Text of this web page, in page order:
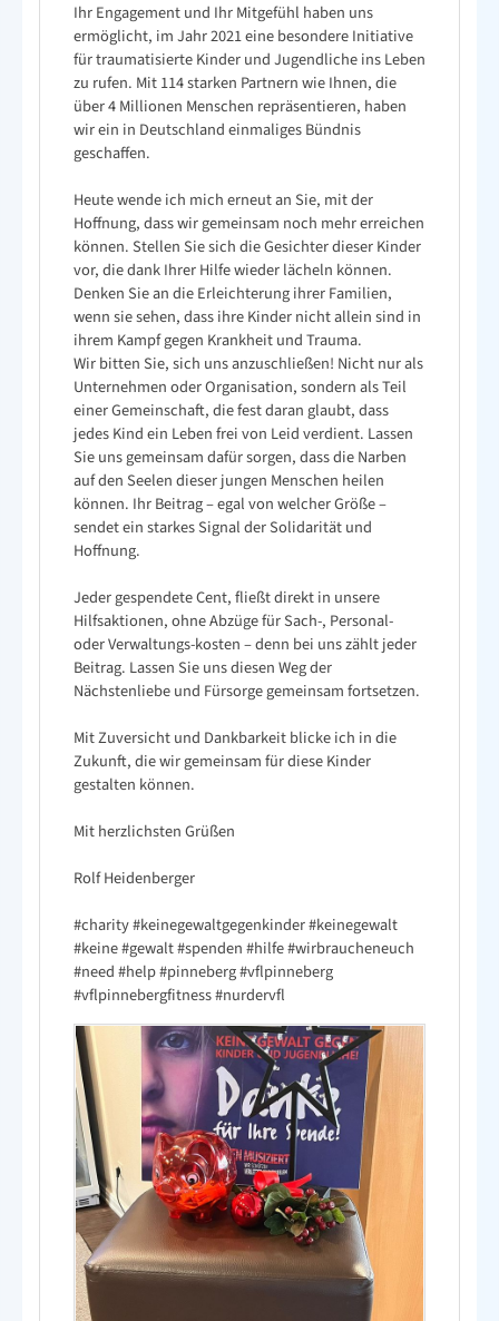
Ihr Engagement und Ihr Mitgefühl haben uns
ermöglicht, im Jahr 2021 eine besondere Initiative
für traumatisierte Kinder und Jugendliche ins Leben
zu rufen. Mit 114 starken Partnern wie Ihnen, die
über 4 Millionen Menschen repräsentieren, haben
wir ein in Deutschland einmaliges Bündnis
geschaffen.
Heute wende ich mich erneut an Sie, mit der
Hoffnung, dass wir gemeinsam noch mehr erreichen
können. Stellen Sie sich die Gesichter dieser Kinder
vor, die dank Ihrer Hilfe wieder lächeln können.
Denken Sie an die Erleichterung ihrer Familien,
wenn sie sehen, dass ihre Kinder nicht allein sind in
ihrem Kampf gegen Krankheit und Trauma.
Wir bitten Sie, sich uns anzuschließen! Nicht nur als
Unternehmen oder Organisation, sondern als Teil
einer Gemeinschaft, die fest daran glaubt, dass
jedes Kind ein Leben frei von Leid verdient. Lassen
Sie uns gemeinsam dafür sorgen, dass die Narben
auf den Seelen dieser jungen Menschen heilen
können. Ihr Beitrag – egal von welcher Größe –
sendet ein starkes Signal der Solidarität und
Hoffnung.
Jeder gespendete Cent, fließt direkt in unsere
Hilfsaktionen, ohne Abzüge für Sach-, Personal-
oder Verwaltungs-kosten – denn bei uns zählt jeder
Beitrag. Lassen Sie uns diesen Weg der
Nächstenliebe und Fürsorge gemeinsam fortsetzen.
Mit Zuversicht und Dankbarkeit blicke ich in die
Zukunft, die wir gemeinsam für diese Kinder
gestalten können.
Mit herzlichsten Grüßen
Rolf Heidenberger
#charity#keinegewaltgegenkinder#keinegewalt
#keine#gewalt#spenden#hilfe#wirbraucheneuch
#need#help#pinneberg#vflpinneberg
#vflpinnebergfitness#nurdervfl